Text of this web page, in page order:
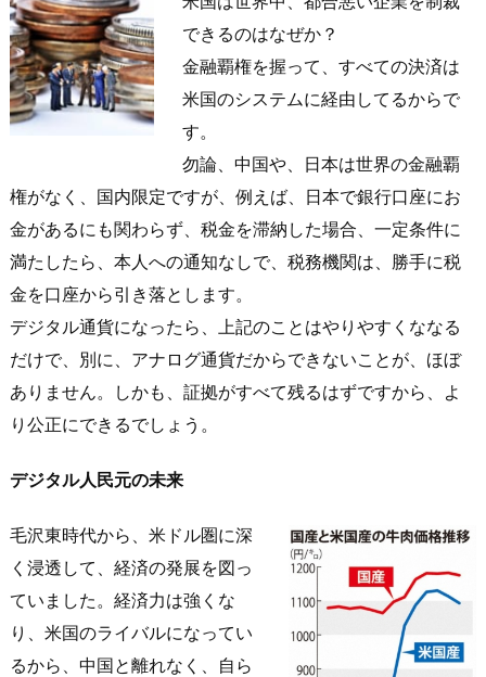
できるのはなぜか？
金融覇権を握って、すべての決済は
米国のシステムに経由してるからで
す。
勿論、中国や、日本は世界の金融覇
権がなく、国内限定ですが、例えば、日本で銀行口座にお
金があるにも関わらず、税金を滞納した場合、一定条件に
満たしたら、本人への通知なしで、税務機関は、勝手に税
金を口座から引き落とします。
デジタル通貨になったら、上記のことはやりやすくななる
だけで、別に、アナログ通貨だからできないことが、ほぼ
ありません。しかも、証拠がすべて残るはずですから、よ
り公正にできるでしょう。
デジタル人民元の未来
毛沢東時代から、米ドル圏に深
く浸透して、経済の発展を図っ
ていました。経済力は強くな
り、米国のライバルになってい
るから、中国と離れなく、自ら